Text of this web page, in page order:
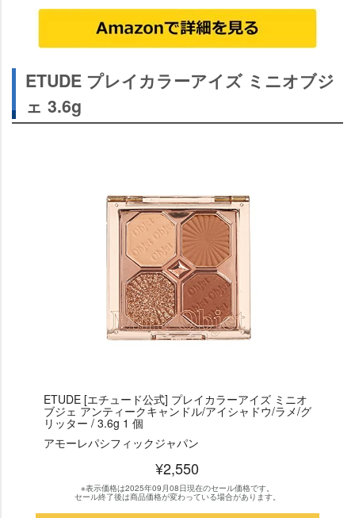
ETUDE プレイカラーアイズ ミニオブジ
ェ 3.6g
ETUDE [エチュード公式] プレイカラーアイズ ミニオ
ブジェ アンティークキャンドル/アイシャドウ/ラメ/グ
リッター / 3.6g 1 個
アモーレパシフィックジャパン
¥2,550
※表示価格は2025年09月08日現在のセール価格です。
セール終了後は商品価格が変わっている場合があります。